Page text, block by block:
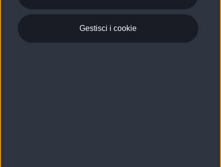
Gestisci i cookie